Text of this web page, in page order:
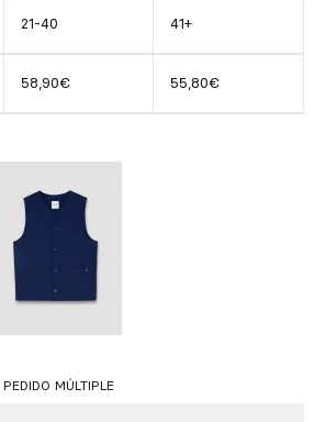
21-40 41+
58,90€ 55,80€
PEDIDO MÚLTIPLE